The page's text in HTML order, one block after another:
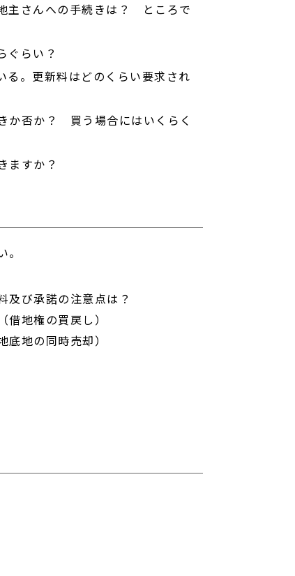
主さんへの手続きは？ ところで
ぐらい？
る。更新料はどのくらい要求され
か否か？ 買う場合にはいくらく
ますか？
及び承諾の注意点は？
地権の買戻し）
地の同時売却）